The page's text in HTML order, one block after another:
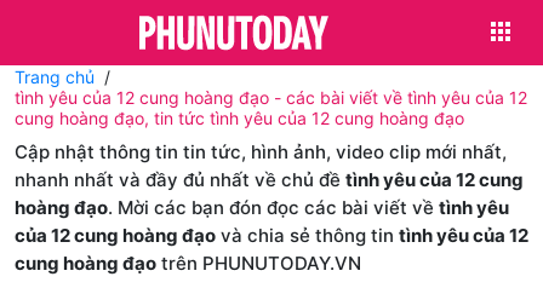
Trang chủ
tình yêu của 12 cung hoàng đạo - các bài viết về tình yêu của 12
cung hoàng đạo, tin tức tình yêu của 12 cung hoàng đạo
Cập nhật thông tin tin tức, hình ảnh, video clip mới nhất,
nhanh nhất và đầy đủ nhất về chủ đề tình yêu của 12 cung
hoàng đạo. Mời các bạn đón đọc các bài viết về tình yêu
của 12 cung hoàng đạo và chia sẻ thông tin tình yêu của 12
cung hoàng đạo trên PHUNUTODAY.VN